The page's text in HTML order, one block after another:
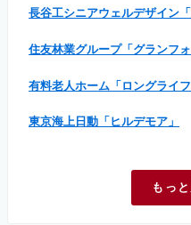
長谷工シニアウェルデザイン
住友林業グループ「グランフォ
有料老人ホーム「ロングライフ
東京海上日動「ヒルデモア」
もっと